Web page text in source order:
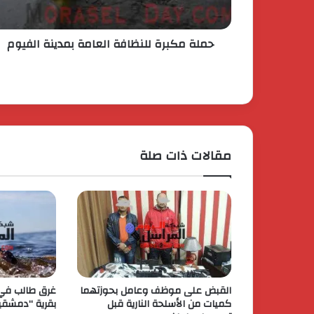
حملة مكبرة للنظافة العامة بمدينة الفيوم
مقالات ذات صلة
القبض على موظف وعامل بحوزتهما
كميات من الأسلحة النارية قبل
غرق طالب
بقرية